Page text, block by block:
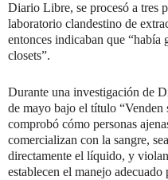
Diario Libre, se procesó a tres
laboratorio clandestino de
entonces indicaban que “había
closets”.
Durante una investigación de
de mayo bajo el título “Venden
comprobó cómo personas
comercializan con la sangre,
directamente el líquido, y
establecen el manejo adecuado